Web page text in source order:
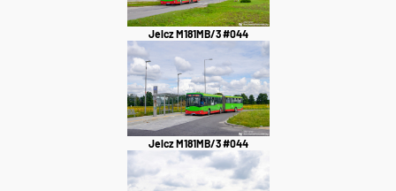
Jelcz M181MB/3 #044
Jelcz M181MB/3 #044